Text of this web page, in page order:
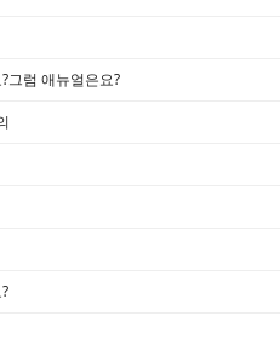
그럼 애뉴얼은요?